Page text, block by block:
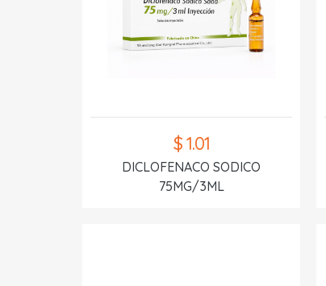
$ 1.01
DICLOFENACO SODICO
75MG/3ML